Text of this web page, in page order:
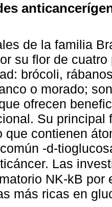
de la familia
su flor de
brócoli,
o morado;
ofrecen
Su
que contienen
-d-
Las
NK-kB
más ricas en